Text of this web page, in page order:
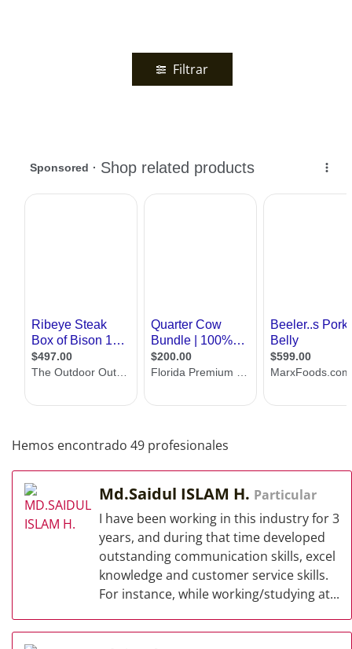
Filtrar
Hemos encontrado 49 profesionales
Md.Saidul ISLAM H. Particular
I have been working in this industry for 3
years, and during that time developed
outstanding communication skills, excel
knowledge and customer service skills.
For instance, while working/studying at...